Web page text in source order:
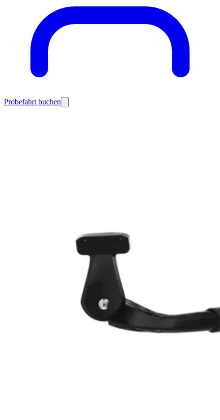
Probefahrt buchen